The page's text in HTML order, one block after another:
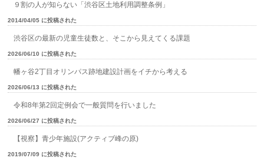
９割の人が知らない「渋谷区土地利用調整条例」
2014/04/05 に投稿された
渋谷区の最新の児童生徒数と、そこから見えてくる課題
2026/06/10 に投稿された
幡ヶ谷2丁目オリンパス跡地建設計画をイチから考える
2026/06/13 に投稿された
令和8年第2回定例会で一般質問を行いました
2026/06/27 に投稿された
【視察】青少年施設(アクティブ峰の原)
2019/07/09 に投稿された